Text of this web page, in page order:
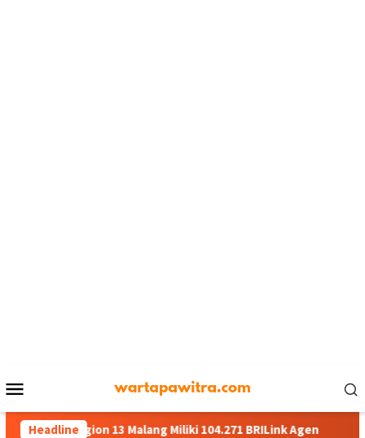
Mobile
Headline
13 Malang Miliki 104.271 BRILink Agen AgenBRILink